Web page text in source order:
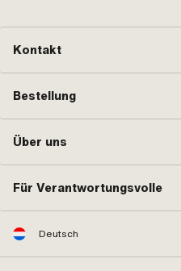
Kontakt
Bestellung
Über uns
Für Verantwortungsvolle
Deutsch